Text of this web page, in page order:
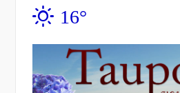
16°